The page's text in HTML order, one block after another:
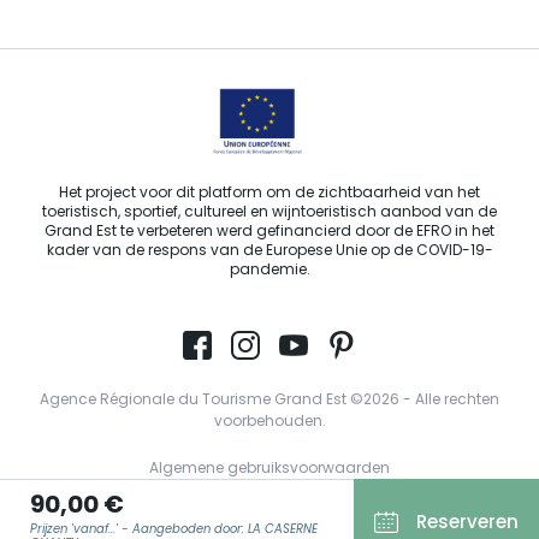
90,00 €
Prijzen 'vanaf...' - Aangeboden door: LA CASERNE Reserveren
Het project voor dit platform om de zichtbaarheid van het
toeristisch, sportief, cultureel en wijntoeristisch aanbod van de
Grand Est te verbeteren werd gefinancierd door de EFRO in het
kader van de respons van de Europese Unie op de COVID-19-
pandemie.
Agence Régionale du Tourisme Grand Est ©2026 - Alle rechten
voorbehouden.
Algemene gebruiksvoorwaarden